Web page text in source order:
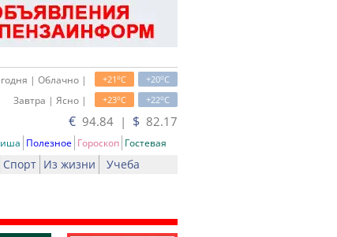
+20oC
+21oC
| Облачно |
+22oC
+23oC
Завтра | Ясно |
€ 94.84 | $ 82.17
Полезное Гороскоп Гостевая
Спорт Из жизни Учеба